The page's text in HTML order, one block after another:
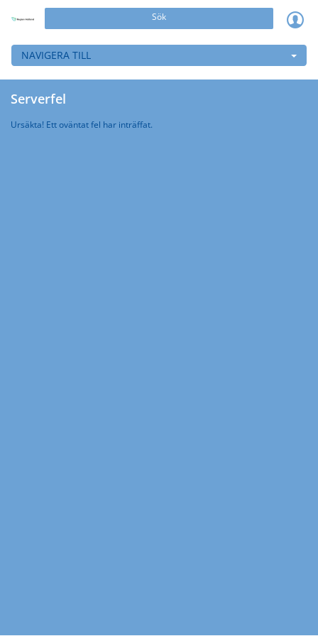
Sök
NAVIGERA TILL
Serverfel
Ursäkta! Ett oväntat fel har inträffat.